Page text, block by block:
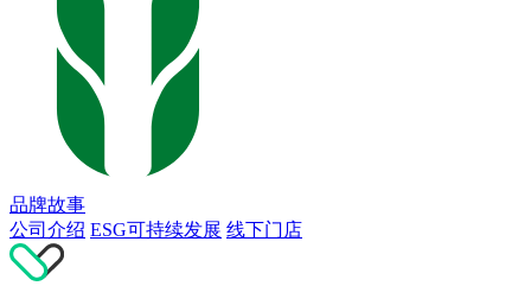
品牌故事
公司介绍 ESG可持续发展 线下门店